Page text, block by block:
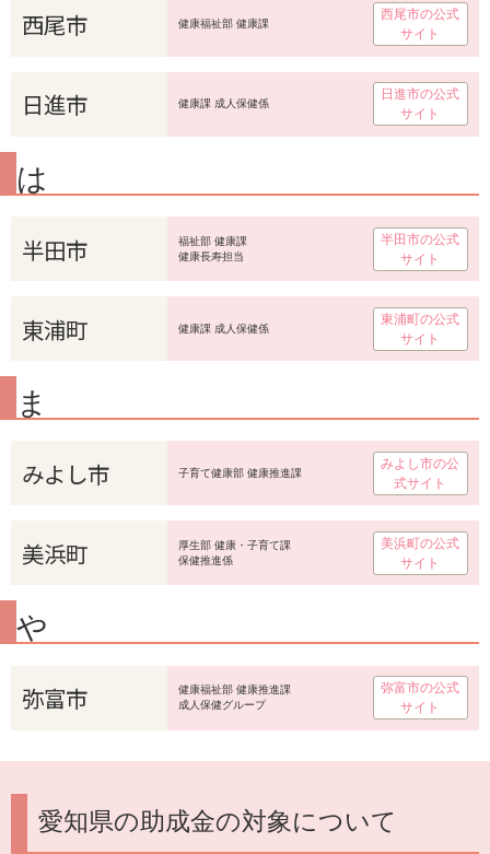
西尾市 健康福祉部 健康課
西尾市の公式
サイト
日進市 健康課 成人保健係
日進市の公式
サイト
は
半田市
福祉部 健康課
健康長寿担当
半田市の公式
サイト
東浦町 健康課 成人保健係
東浦町の公式
サイト
ま
みよし市 子育て健康部 健康推進課
みよし市の公
式サイト
美浜町
厚生部 健康・子育て課
保健推進係
美浜町の公式
サイト
や
弥富市
健康福祉部 健康推進課
成人保健グループ
弥富市の公式
サイト
愛知県の助成金の対象について